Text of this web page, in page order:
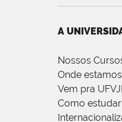
A
Nossos
Onde estamos
Vem pra
Como estudar